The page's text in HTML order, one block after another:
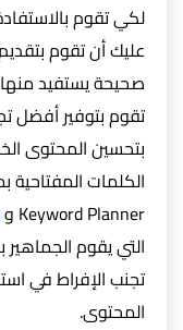
لكي تقوم
عليك أن تقوم
صحيحة يستفيد
تقوم بتوفير أفضل
بتحسين المحتوى
Keyword Planner و
التي يقوم
تجنب الإفراط في
المحتوى.